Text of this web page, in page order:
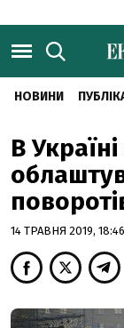
НОВИНИ
В
14 ТРАВНЯ 2019, 18:46